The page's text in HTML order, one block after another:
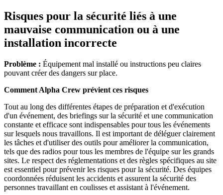
Risques pour la sécurité liés à une
mauvaise communication ou à une
installation incorrecte
Problème : Équipement mal installé ou instructions peu claires
pouvant créer des dangers sur place.
Comment Alpha Crew prévient ces risques
Tout au long des différentes étapes de préparation et d'exécution
d'un événement, des briefings sur la sécurité et une communication
constante et efficace sont indispensables pour tous les événements
sur lesquels nous travaillons. Il est important de déléguer clairement
les tâches et d'utiliser des outils pour améliorer la communication,
tels que des radios pour tous les membres de l'équipe sur les grands
sites. Le respect des réglementations et des règles spécifiques au site
est essentiel pour prévenir les risques pour la sécurité. Des équipes
coordonnées réduisent les accidents et assurent la sécurité des
personnes travaillant en coulisses et assistant à l'événement.